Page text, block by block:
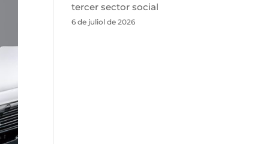
tercer sector social
6 de juliol de 2026